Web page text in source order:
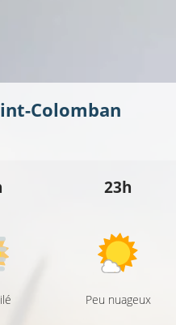
Colomban
23h
Peu nuageux